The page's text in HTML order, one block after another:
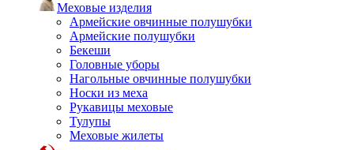
Меховые изделия
Армейские овчинные полушубки
Армейские полушубки
Бекеши
Головные уборы
Нагольные овчинные полушубки
Носки из меха
Рукавицы меховые
Тулупы
Меховые жилеты